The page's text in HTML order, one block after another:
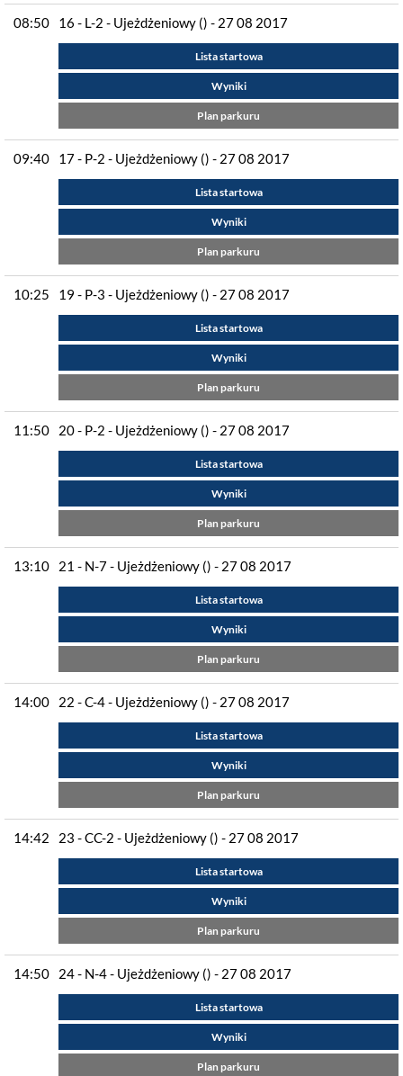
08:50 16 - L-2 - Ujeżdżeniowy () - 27 08 2017
Lista startowa
Wyniki
Plan parkuru
09:40 17 - P-2 - Ujeżdżeniowy () - 27 08 2017
Lista startowa
Wyniki
Plan parkuru
10:25 19 - P-3 - Ujeżdżeniowy () - 27 08 2017
Lista startowa
Wyniki
Plan parkuru
11:50 20 - P-2 - Ujeżdżeniowy () - 27 08 2017
Lista startowa
Wyniki
Plan parkuru
13:10 21 - N-7 - Ujeżdżeniowy () - 27 08 2017
Lista startowa
Wyniki
Plan parkuru
14:00 22 - C-4 - Ujeżdżeniowy () - 27 08 2017
Lista startowa
Wyniki
Plan parkuru
14:42 23 - CC-2 - Ujeżdżeniowy () - 27 08 2017
Lista startowa
Wyniki
Plan parkuru
14:50 24 - N-4 - Ujeżdżeniowy () - 27 08 2017
Lista startowa
Wyniki
Plan parkuru